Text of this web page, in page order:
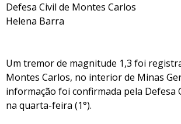
Defesa Civil de Montes Carlos
Helena Barra
Um tremor de magnitude 1,3 foi
Montes Carlos, no interior de Minas
informação foi confirmada pela Defesa
na quarta-feira (1°).